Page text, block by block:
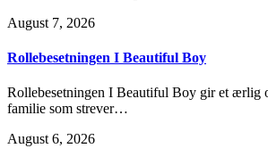
August 7, 2026
Rollebesetningen I Beautiful Boy
Rollebesetningen I Beautiful Boy gir et ærlig
familie som strever…
August 6, 2026